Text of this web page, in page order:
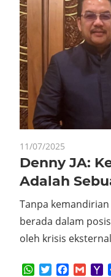
11/07/2025
Denny JA:
Adalah
Tanpa
berada dalam
oleh krisis
WhatsApp
Twitter